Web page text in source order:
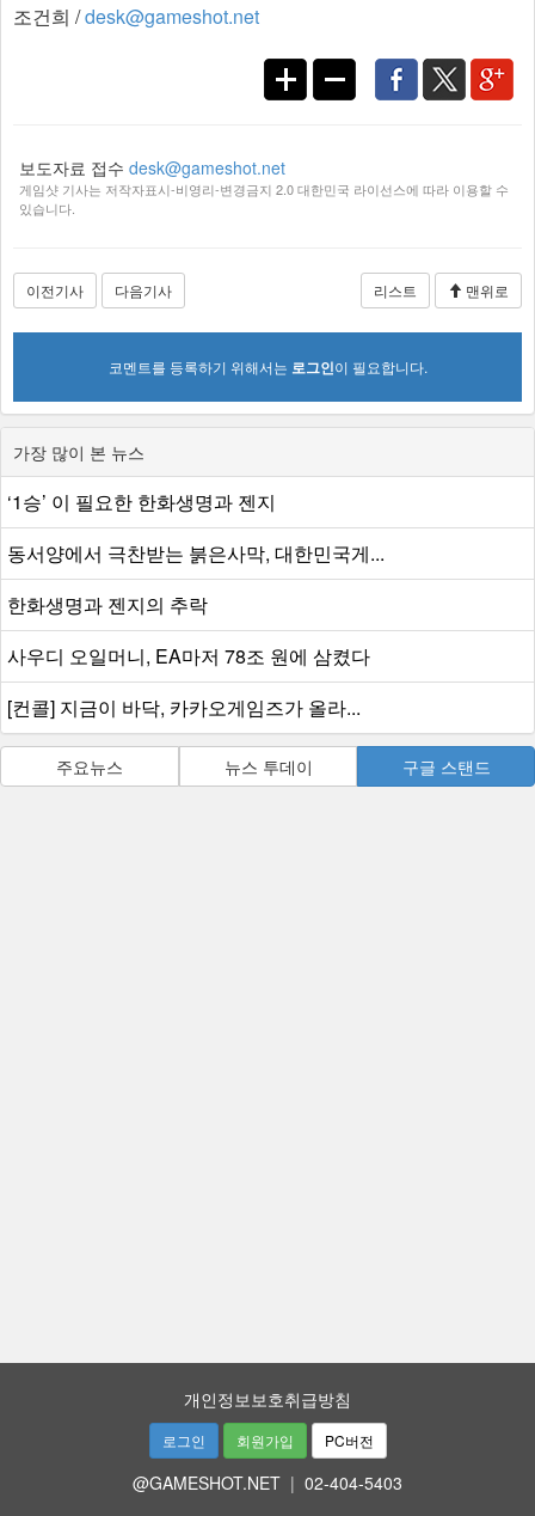
조건희 /desk@gameshot.net
보도자료 접수 desk@gameshot.net
게임샷 기사는 저작자표시-비영리-변경금지 2.0 대한민국 라이선스에 따라 이용할 수
있습니다.
이전기사 다음기사 리스트 맨위로
코멘트를 등록하기 위해서는 로그인이 필요합니다.
가장 많이 본 뉴스
‘1승’ 이 필요한 한화생명과 젠지
동서양에서 극찬받는 붉은사막, 대한민국게...
한화생명과 젠지의 추락
사우디 오일머니, EA마저 78조 원에 삼켰다
[컨콜] 지금이 바닥, 카카오게임즈가 올라...
주요뉴스 뉴스 투데이 구글 스탠드
개인정보보호취급방침
로그인 회원가입 PC버전
@GAMESHOT.NET | 02-404-5403